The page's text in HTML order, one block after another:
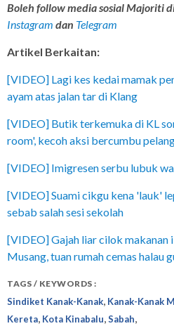
Boleh follow media sosial Majoriti
Instagram dan Telegram
Artikel Berkaitan:
[VIDEO] Lagi kes kedai mamak
ayam atas jalan tar di Klang
[VIDEO] Butik terkemuka di KL
room', kecoh aksi bercumbu
[VIDEO] Imigresen serbu lubuk
[VIDEO] Suami cikgu kena 'lauk'
sebab salah sesi sekolah
[VIDEO] Gajah liar cilok makanan
Musang, tuan rumah cemas halau
TAGS / KEYWORDS :
Sindiket Kanak-Kanak, Kanak-Kanak
Kereta, Kota Kinabalu,Sabah,